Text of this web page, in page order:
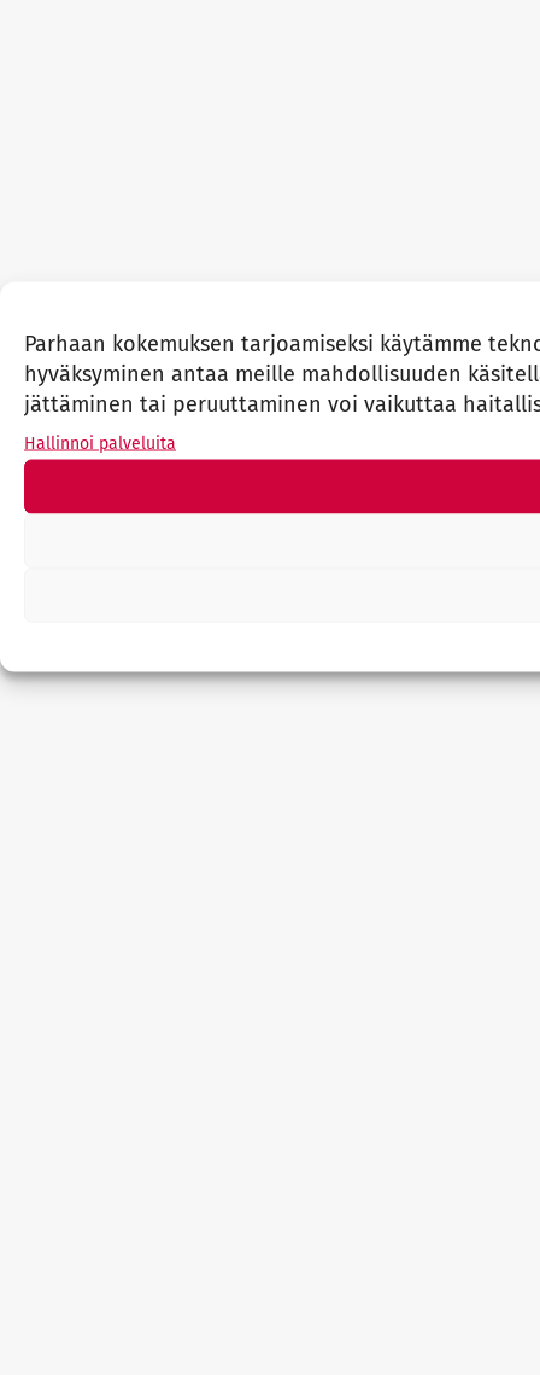
Parhaan kokemuksen tarjoamiseksi käytämme
hyväksyminen antaa meille mahdollisuuden
jättäminen tai peruuttaminen voi vaikuttaa
Hallinnoi palveluita